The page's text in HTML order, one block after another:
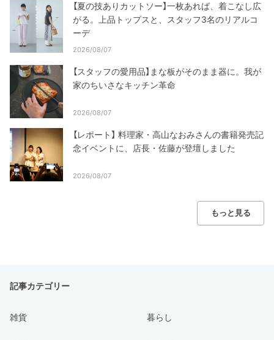
【夏の技ありカットソー】一枚あれば、着こなし広
がる。上品トップスと、スタッフ3名のリアルコ
ーデ
2026/08/07
【スタッフの愛用品】まな板がそのまま器に。我が
家のちいさなキッチン革命
2026/08/07
【レポート】 料理家・高山なおみさんの書籍発売記
念イベントに、店長・佐藤が登壇しました
2026/08/07
もっと見る
記事カテゴリー
雑貨 暮らし